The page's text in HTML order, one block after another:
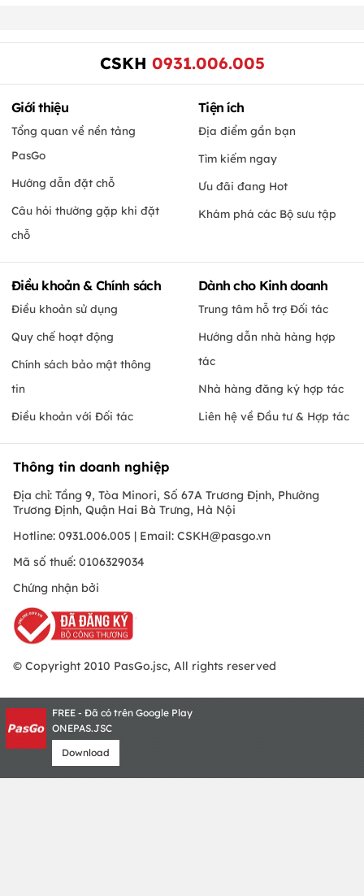
CSKH 0931.006.005
Giới thiệu
Tổng quan về nền tảng
PasGo
Hướng dẫn đặt chỗ
Câu hỏi thường gặp khi đặt
chỗ
Tiện ích
Địa điểm gần bạn
Tìm kiếm ngay
Ưu đãi đang Hot
Khám phá các Bộ sưu tập
Điều khoản & Chính sách
Điều khoản sử dụng
Quy chế hoạt động
Chính sách bảo mật thông
tin
Điều khoản với Đối tác
Dành cho Kinh doanh
Trung tâm hỗ trợ Đối tác
Hướng dẫn nhà hàng hợp
tác
Nhà hàng đăng ký hợp tác
Liên hệ về Đầu tư & Hợp tác
Thông tin doanh nghiệp
Địa chỉ: Tầng 9, Tòa Minori, Số 67A Trương Định, Phường
Trương Định, Quận Hai Bà Trưng, Hà Nội
Hotline: 0931.006.005 | Email: CSKH@pasgo.vn
Mã số thuế: 0106329034
Chứng nhận bởi
© Copyright 2010 PasGo.jsc, All rights reserved
FREE - Đã có trên Google Play
ONEPAS.JSC
Download